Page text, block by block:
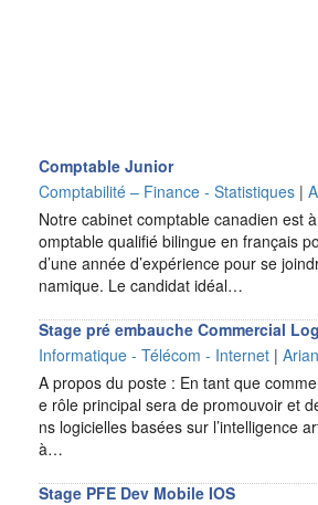
Comptable Junior
Comptabilité – Finance - Statistiques |
Notre cabinet comptable canadien est
omptable qualifié bilingue en français
d’une année d’expérience pour se
namique. Le candidat idéal…
Stage pré embauche Commercial
Informatique - Télécom - Internet |
A propos du poste : En tant que
e rôle principal sera de promouvoir et
ns logicielles basées sur l’intelligence
à…
Stage PFE Dev Mobile IOS